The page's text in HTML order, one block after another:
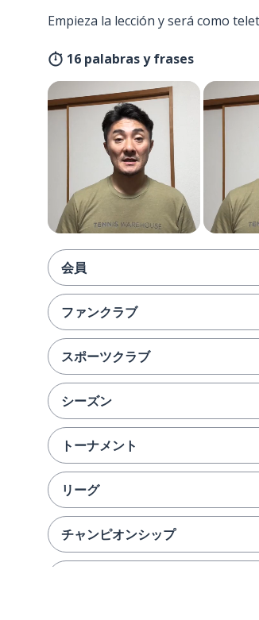
Empieza la lección y será como
16 palabras y frases
会員
ファンクラブ
スポーツクラブ
シーズン
トーナメント
リーグ
チャンピオンシップ